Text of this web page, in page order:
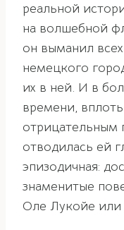
реальной
на волшебной
он выманил
немецкого
их в ней. И в
времени,
отрицательным
отводилась ей
эпизодичная:
знаменитые
Оле Лукойе